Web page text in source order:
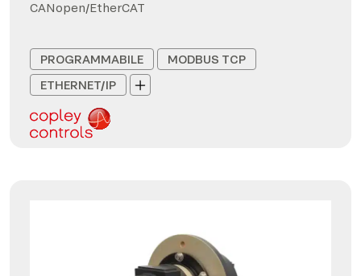
CANopen/EtherCAT
PROGRAMMABILE
MODBUS TCP
ETHERNET/IP